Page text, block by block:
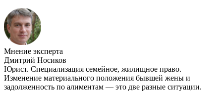
Мнение эксперта
Дмитрий Носиков
Юрист. Специализация семейное, жилищное право.
Изменение материального положения бывшей жены и
задолженность по алиментам — это две разные ситуации.